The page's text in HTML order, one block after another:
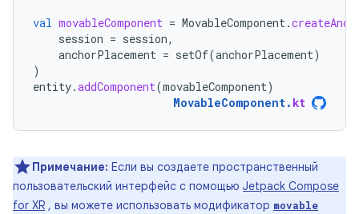
val movableComponent = MovableComponent.
session = session,
anchorPlacement = setOf(anchorPlacement)
)
entity.addComponent(movableComponent)
MovableComponent. kt
Примечание: Если вы создаете пространственный
пользовательский интерфейс с помощью Jetpack Compose
for XR , вы можете использовать модификатор movable